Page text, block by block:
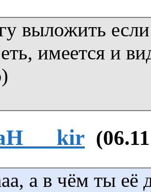
выложить
имеется и
а в чём ты её